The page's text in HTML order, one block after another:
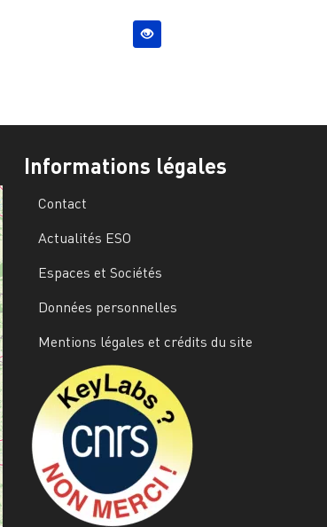
Informations légales
Contact
Actualités ESO
Espaces et Sociétés
Données personnelles
Mentions légales et crédits du site